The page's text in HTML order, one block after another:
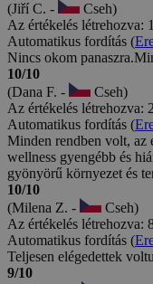
(Jiří C. -
Cseh)
Az értékelés létrehozva:
Automatikus fordítás (
Nincs okom
10/10
(Dana F. -
Cseh)
Az értékelés létrehozva:
Automatikus fordítás (
Minden rendben volt, az
wellness gyengébb és
gyönyörű környezet és
10/10
(Milena Z. -
Cseh)
Az értékelés létrehozva:
Automatikus fordítás (
Teljesen elégedettek
9/10